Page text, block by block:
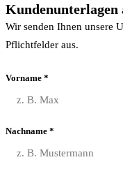
Kundenunterlagen
Wir senden Ihnen unsere
Pflichtfelder aus.
Vorname *
Nachname *